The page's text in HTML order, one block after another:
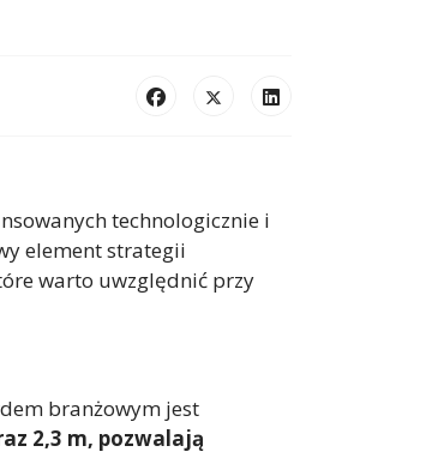
technologicznie i
element strategii
warto uwzględnić przy
branżowym jest
2,3 m, pozwalają